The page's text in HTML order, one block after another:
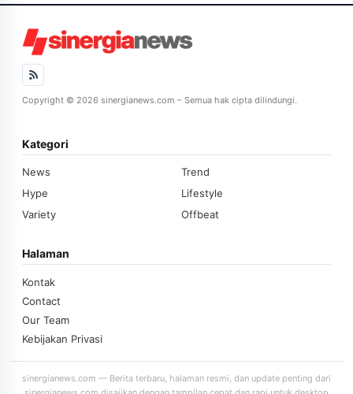
Copyright © 2026 sinergianews.com – Semua hak cipta dilindungi.
Kategori
News
Trend
Hype
Lifestyle
Variety
Offbeat
Halaman
Kontak
Contact
Our Team
Kebijakan Privasi
sinergianews.com — Berita terbaru, halaman resmi, dan update penting dari